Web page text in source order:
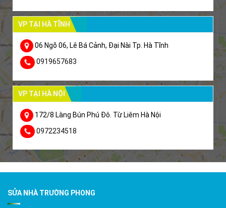
VP TẠI HÀ TĨNH
06 Ngõ 06, Lê Bá Cảnh, Đại Nài Tp. Hà Tĩnh
0919657683
VP TẠI HÀ NỘI
172/8 Làng Bún Phú Đô. Từ Liêm Hà Nội
0972234518
SỬA NHÀ TRƯỜNG PHONG